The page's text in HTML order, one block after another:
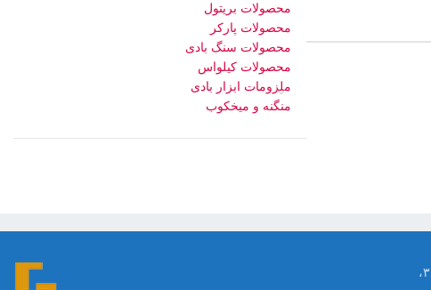
محصولات بریتول
محصولات پارکر
محصولات سنگ بادی
محصولات کیلواس
ملزومات ابزار بادی
منگنه و میخکوب
تهران ،خیابان امام خمینی،روبروی بیمارستان سینا،مجتمع تجاری رشید۳،